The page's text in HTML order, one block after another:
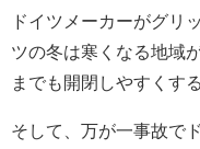
ドイツメーカーがグリ
ツの冬は寒くなる地域
までも開閉しやすくする
そして、万が一事故で